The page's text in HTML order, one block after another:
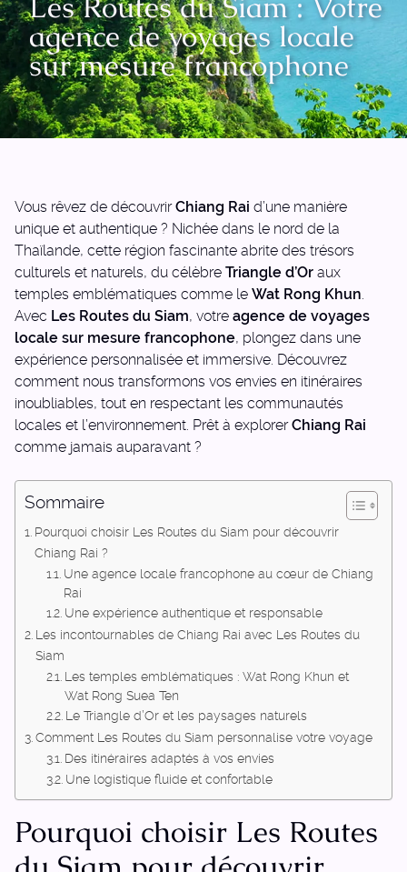
agence de voyages locale
sur mesure francophone
Vous rêvez de découvrirChiang Rai d’une manière
unique et authentique ? Nichée dans le nord de la
Thaïlande, cette région fascinante abrite des trésors
culturels et naturels, du célèbre Triangle d’Or aux
temples emblématiques comme le Wat Rong Khun.
Avec Les Routes du Siam, votre agence de voyages
locale sur mesure francophone, plongez dans une
expérience personnalisée et immersive. Découvrez
comment nous transformons vos envies en itinéraires
inoubliables, tout en respectant les communautés
locales et l’environnement. Prêt à explorerChiang Rai
comme jamais auparavant ?
Sommaire
Pourquoi choisir Les Routes du Siam pour découvrir
Chiang Rai ?
Une agence locale francophone au cœur de Chiang
Rai
Une expérience authentique et responsable
Les incontournables de Chiang Rai avec Les Routes du
Siam
Les temples emblématiques : Wat Rong Khun et
Wat Rong Suea Ten
Le Triangle d’Or et les paysages naturels
Comment Les Routes du Siam personnalise votre voyage
Des itinéraires adaptés à vos envies
Une logistique fluide et confortable
Pourquoi choisir Les Routes